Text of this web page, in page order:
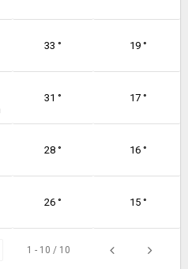
33 ° 19 °
31 ° 17 °
28 ° 16 °
26 ° 15 °
1 - 10 / 10